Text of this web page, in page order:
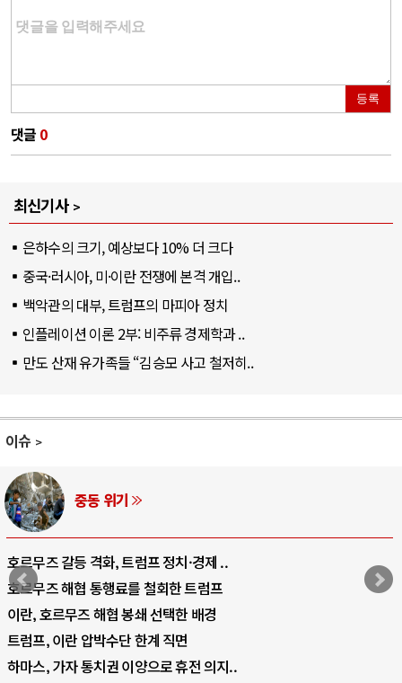
등록
댓글 0
최신기사
은하수의 크기, 예상보다 10% 더 크다
중국·러시아, 미·이란 전쟁에 본격 개입..
백악관의 대부, 트럼프의 마피아 정치
인플레이션 이론 2부: 비주류 경제학과 ..
만도 산재 유가족들 “김승모 사고 철저히..
이슈
AI와 인간
중국 AI, 저가 공세로 글로벌 토큰 시..
AI 국부펀드 구상 놓고 미국 진보진영 ..
AI 데이터센터 반대 투쟁은 새로운 글로..
AI의 숨은 환경 비용: 데이터센터 확산..
AI는 어떻게 미국 민주주의를 잠식하고 ..